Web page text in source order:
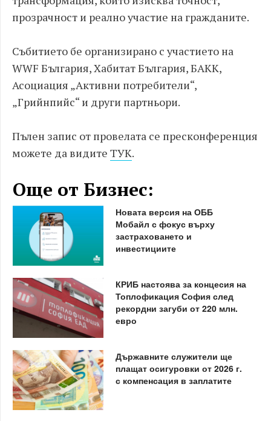
прозрачност и реално участие на гражданите.
Събитието бе организирано с участието на
WWF България, Хабитат България, БАКК,
Асоциация „Активни потребители“,
„Грийнпийс“ и други партньори.
Пълен запис от провелата се пресконференция
можете да видите ТУК.
Още от Бизнес:
Новата версия на ОББ
Мобайл с фокус върху
застраховането и
инвестициите
КРИБ настоява за концесия на
Топлофикация София след
рекордни загуби от 220 млн.
евро
Държавните служители ще
плащат осигуровки от 2026 г.
с компенсация в заплатите